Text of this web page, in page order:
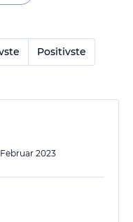
Positivste
2023